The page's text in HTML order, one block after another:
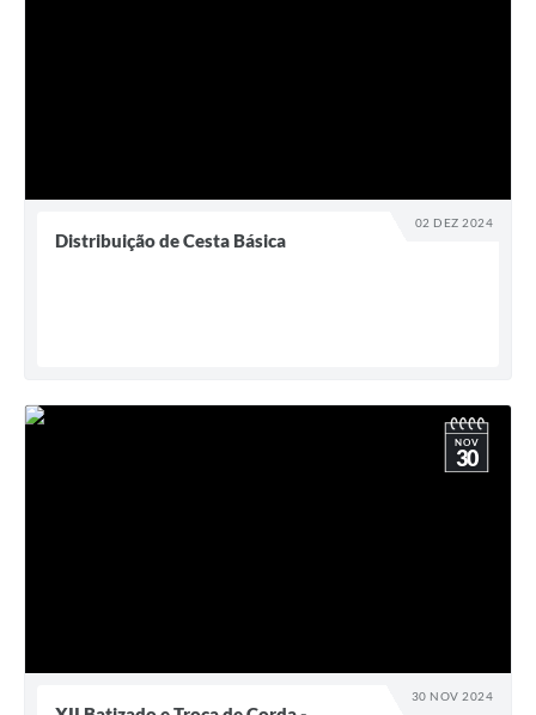
02 DEZ 2024
Distribuição de Cesta Básica
30 NOV 2024
NOV
30